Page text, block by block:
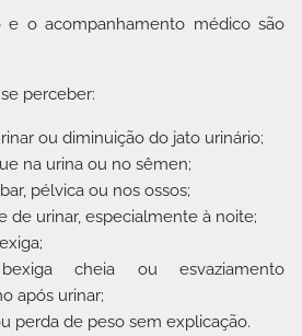
e o acompanhamento médico são
perceber:
ou diminuição do jato urinário;
na urina ou no sêmen;
pélvica ou nos ossos;
de urinar, especialmente à noite;
cheia ou esvaziamento
após urinar;
perda de peso sem explicação.